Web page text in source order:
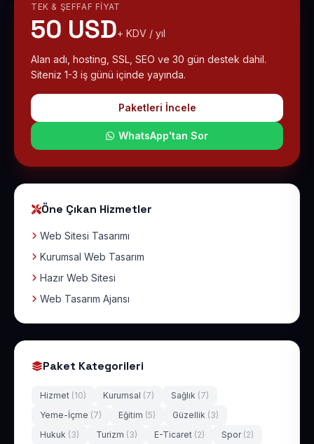
TEK & ŞEFFAF FIYAT
50 USD+ KDV / yıl
Alan adı, hosting, SSL, SEO ve 30 gün destek dahil.
Siteniz 1-3 iş günü içinde yayında.
Paketleri İncele
WhatsApp'tan Sor
Öne Çıkan Hizmetler
Web Sitesi Tasarımı
Kurumsal Web Tasarım
Hazır Web Sitesi
Web Tasarım Ajansı
Paket Kategorileri
Hizmet (10) Kurumsal (7) Sağlık (7)
Yeme-İçme (7) Eğitim (5) Güzellik (3)
Hukuk (3) Turizm (3) E-Ticaret (2) Spor (2)